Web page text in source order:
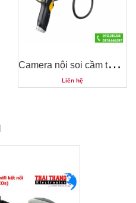
C
amera nội soi cầm tay màn hình dây 3m CNS3003
Liên hệ